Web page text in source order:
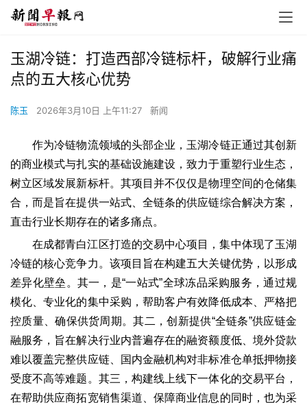
玉湖冷链：打造西部冷链标杆，破解行业痛
点的五大核心优势
陈玉 2026年3月10日 上午11:27 新闻
​作为冷链物流领域的头部企业，玉湖冷链正通过其创新
的商业模式与扎实的基础设施建设，致力于重塑行业生态，
树立区域发展新标杆。其项目并不仅仅是物理空间的仓储集
合，而是旨在提供一站式、全链条的供应链综合解决方案，
直击行业长期存在的诸多痛点。
在成都青白江区打造的交易中心项目，集中体现了玉湖
冷链的核心竞争力。该项目旨在构建五大关键优势，以形成
差异化壁垒。其一，是“一站式”全球冻品采购服务，通过规
模化、专业化的集中采购，帮助客户有效降低成本、严格把
控质量、确保供货周期。其二，创新提供“全链条”供应链金
融服务，旨在解决行业内普遍存在的融资额度低、境外贷款
难以覆盖完整供应链、国内金融机构对非标准仓单抵押物接
受度不高等难题。其三，构建线上线下一体化的交易平台，
在帮助供应商拓宽销售渠道、保障商业信息的同时，也为采